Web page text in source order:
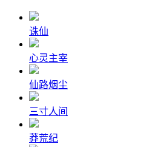
诛仙
心灵主宰
仙路烟尘
三寸人间
莽荒纪